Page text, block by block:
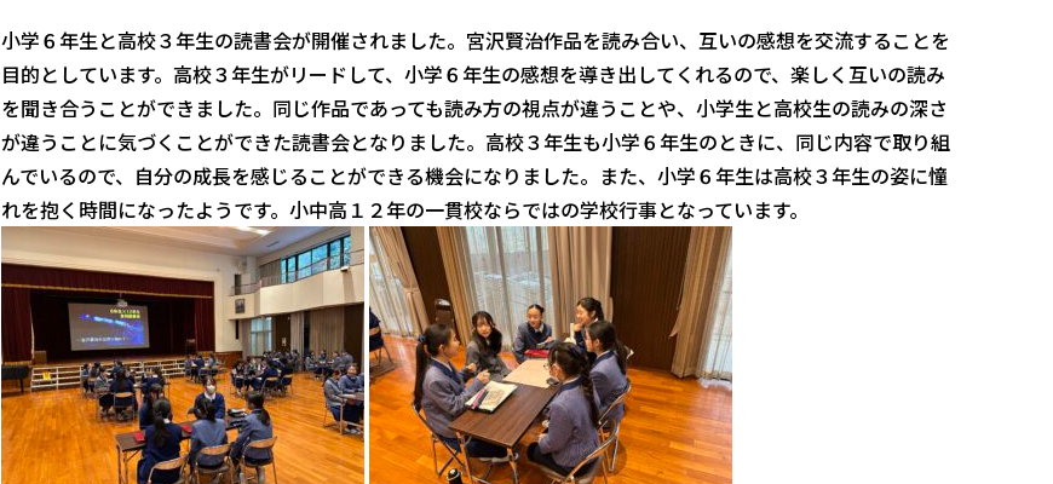
小学６年生と高校３年生の読書会が開催されました。宮沢賢治作品を読み合い、互いの感想を交流することを
目的としています。高校３年生がリードして、小学６年生の感想を導き出してくれるので、楽しく互いの読み
を聞き合うことができました。同じ作品であっても読み方の視点が違うことや、小学生と高校生の読みの深さ
が違うことに気づくことができた読書会となりました。高校３年生も小学６年生のときに、同じ内容で取り組
んでいるので、自分の成長を感じることができる機会になりました。また、小学６年生は高校３年生の姿に憧
れを抱く時間になったようです。小中高１２年の一貫校ならではの学校行事となっています。